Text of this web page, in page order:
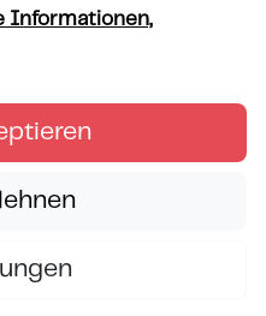
Informationen,